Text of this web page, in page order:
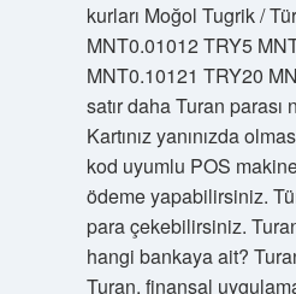
kurları Moğol Tugrik /
MNT0.01012 TRY5
MNT0.10121 TRY20
satır daha Turan parası
Kartınız yanınızda
kod uyumlu POS
ödeme yapabilirsiniz.
para çekebilirsiniz.
hangi bankaya ait?
Turan, finansal